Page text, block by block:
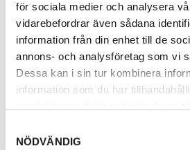
för sociala medier och analysera
vidarebefordrar även sådana
information från din enhet till de
annons- och analysföretag som vi
Dessa kan i sin tur kombinera
information som du har
NÖDVÄNDIG
Diskett
Övrigt, Restavfall -
Diskmaskin
Återbruket, Vitvaror
Återvinningsstation,